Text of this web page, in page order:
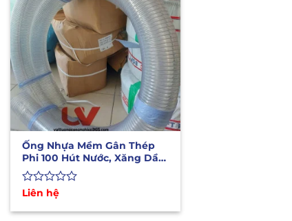
Ống Nhựa Mềm Gân Thép
Phi 100 Hút Nước, Xăng Dầu,
Hóa Chất
Được
hạng
Liên hệ